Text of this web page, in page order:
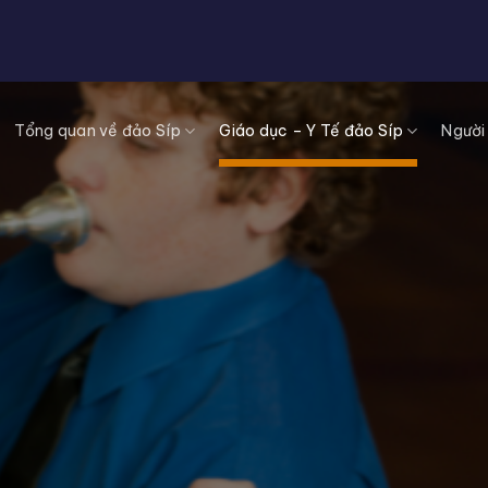
Tổng quan về đảo Síp Giáo dục – Y Tế đảo Síp